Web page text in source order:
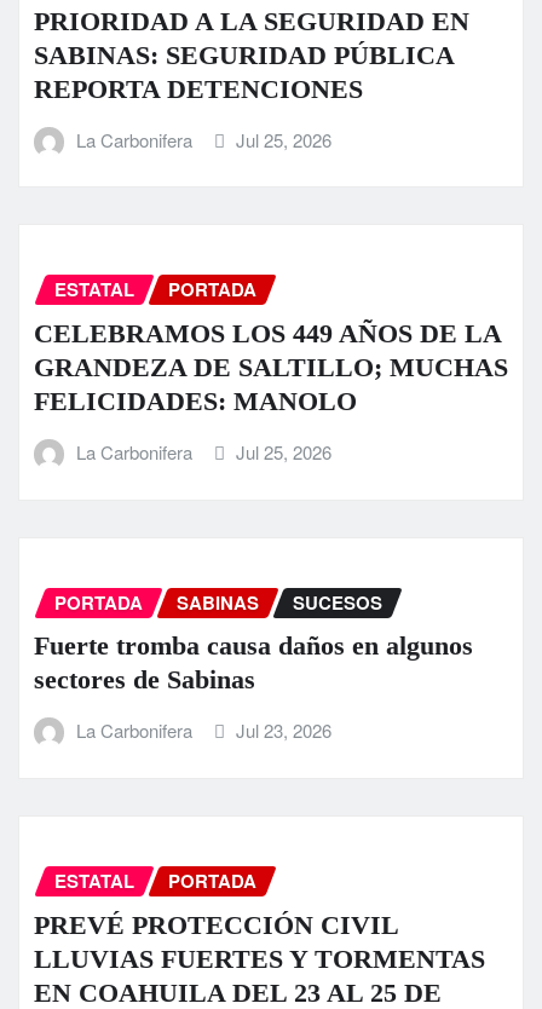
PRIORIDAD A LA SEGURIDAD EN
SABINAS: SEGURIDAD PÚBLICA
REPORTA DETENCIONES
La Carbonifera Jul 25, 2026
ESTATAL PORTADA
CELEBRAMOS LOS 449 AÑOS DE LA
GRANDEZA DE SALTILLO; MUCHAS
FELICIDADES: MANOLO
La Carbonifera Jul 25, 2026
PORTADA SABINAS SUCESOS
Fuerte tromba causa daños en algunos
sectores de Sabinas
La Carbonifera Jul 23, 2026
ESTATAL PORTADA
PREVÉ PROTECCIÓN CIVIL
LLUVIAS FUERTES Y TORMENTAS
EN COAHUILA DEL 23 AL 25 DE